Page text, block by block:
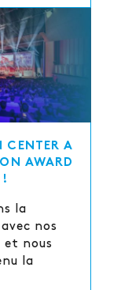
CENTER A
AWARD
!
la
nos
et nous
la